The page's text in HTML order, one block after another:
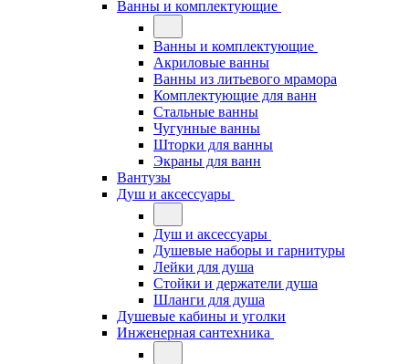
Ванны и комплектующие
Ванны и комплектующие
Акриловые ванны
Ванны из литьевого мрамора
Комплектующие для ванн
Стальные ванны
Чугунные ванны
Шторки для ванны
Экраны для ванн
Вантузы
Душ и аксессуары
Душ и аксессуары
Душевые наборы и гарнитуры
Лейки для душа
Стойки и держатели душа
Шланги для душа
Душевые кабины и уголки
Инженерная сантехника